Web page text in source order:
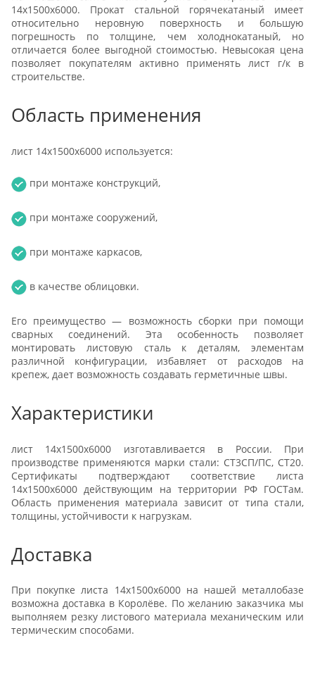
14х1500х6000. Прокат стальной горячекатаный имеет
относительно неровную поверхность и большую
погрешность по толщине, чем холоднокатаный, но
отличается более выгодной стоимостью. Невысокая цена
позволяет покупателям активно применять лист г/к в
строительстве.
Область применения
лист 14х1500х6000 используется:
при монтаже конструкций,
при монтаже сооружений,
при монтаже каркасов,
в качестве облицовки.
Его преимущество — возможность сборки при помощи
сварных соединений. Эта особенность позволяет
монтировать листовую сталь к деталям, элементам
различной конфигурации, избавляет от расходов на
крепеж, дает возможность создавать герметичные швы.
Характеристики
лист 14х1500х6000 изготавливается в России. При
производстве применяются марки стали: СТ3СП/ПС, СТ20.
Сертификаты подтверждают соответствие листа
14х1500х6000 действующим на территории РФ ГОСТам.
Область применения материала зависит от типа стали,
толщины, устойчивости к нагрузкам.
Доставка
При покупке листа 14х1500х6000 на нашей металлобазе
возможна доставка в Королёве. По желанию заказчика мы
выполняем резку листового материала механическим или
термическим способами.